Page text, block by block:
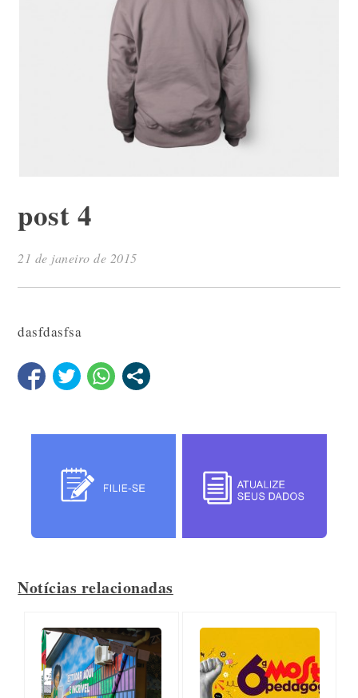
post 4
21 de janeiro de 2015
dasfdasfsa
Notícias relacionadas